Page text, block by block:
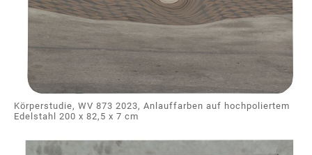
Körperstudie, WV 873 2023, Anlauffarben auf hochpoliertem
Edelstahl 200 x 82,5 x 7 cm